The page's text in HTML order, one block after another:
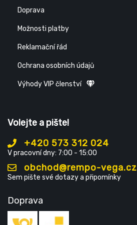
Doprava
Možnosti platby
Reklamační řád
Ochrana osobních údajů
Výhody VIP členství
Volejte a pište!
+420 573 312 024
V pracovní dny: 7:00 - 15:00
obchod@rempo-vega.cz
Sem pište své dotazy a připomínky
Doprava